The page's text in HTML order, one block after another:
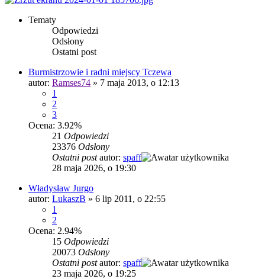
Tematy
Odpowiedzi
Odsłony
Ostatni post
Burmistrzowie i radni miejscy Tczewa
autor: Ramses74 » 7 maja 2013, o 12:13
1
2
3
Ocena: 3.92%
21 Odpowiedzi
23376 Odsłony
Ostatni postautor: spaff
28 maja 2026, o 19:30
Władysław Jurgo
autor: LukaszB » 6 lip 2011, o 22:55
1
2
Ocena: 2.94%
15 Odpowiedzi
20073 Odsłony
Ostatni postautor: spaff
23 maja 2026, o 19:25